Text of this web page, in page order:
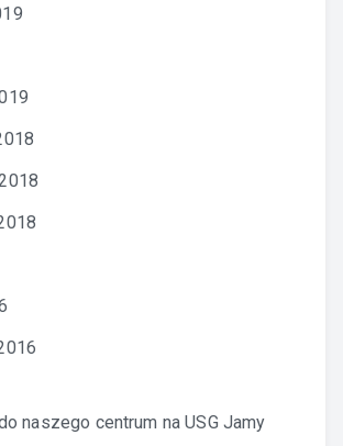
naszego centrum naUSG Jamy